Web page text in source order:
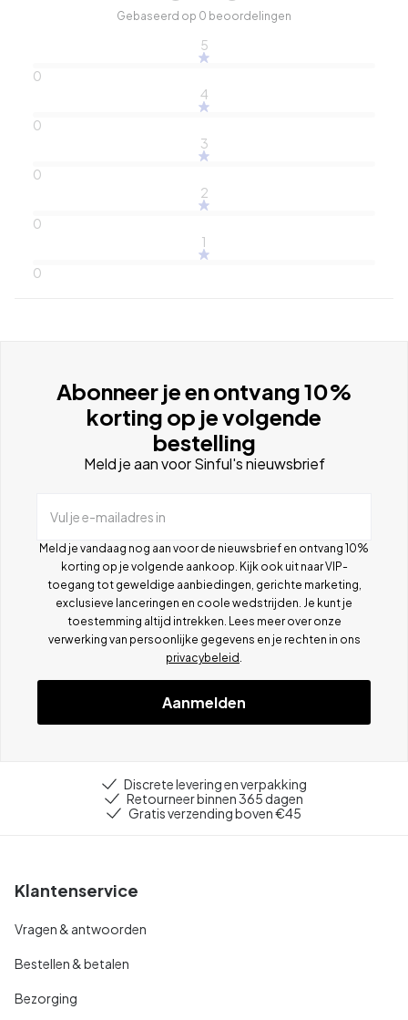
Gebaseerd op 0 beoordelingen
5
0
4
0
3
0
2
0
1
0
Abonneer je en ontvang 10%
korting op je volgende
bestelling
Meld je aan voor Sinful's nieuwsbrief
Vul je e-mailadres in
Meld je vandaag nog aan voor de nieuwsbrief en ontvang 10%
korting op je volgende aankoop. Kijk ook uit naar VIP-
toegang tot geweldige aanbiedingen, gerichte marketing,
exclusieve lanceringen en coole wedstrijden. Je kunt je
toestemming altijd intrekken. Lees meer over onze
verwerking van persoonlijke gegevens en je rechten in ons
privacybeleid
Aanmelden
Discrete levering en verpakking
Retourneer binnen 365 dagen
Gratis verzending boven €45
Klantenservice
Vragen & antwoorden
Bestellen & betalen
Bezorging